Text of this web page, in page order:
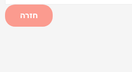
חזרה